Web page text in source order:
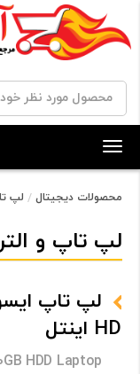
Toggle
navigation
محصولات دیجیتال لپ
لپ تاپ و
HD اینتل
HDD Laptop